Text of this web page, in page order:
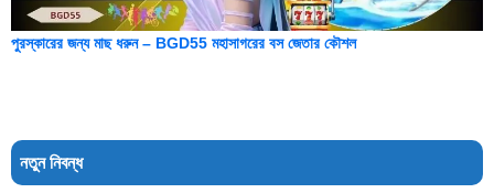
পুরস্কারের জন্য মাছ ধরুন – BGD55 মহাসাগরের বস জেতার কৌশল
নতুন নিবন্ধ